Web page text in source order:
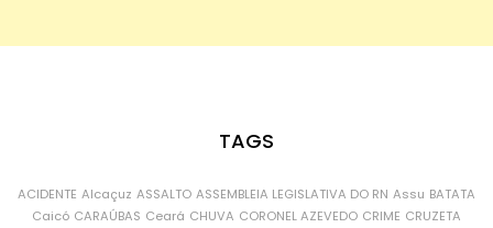
TAGS
ACIDENTE Alcaçuz ASSALTO ASSEMBLEIA LEGISLATIVA DO RN Assu BATATA
Caicó CARAÚBAS Ceará CHUVA CORONEL AZEVEDO CRIME CRUZETA